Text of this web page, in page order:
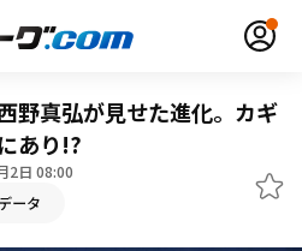
野真弘が見せた進化。カギ
あり!?
2日 08:00
ータ